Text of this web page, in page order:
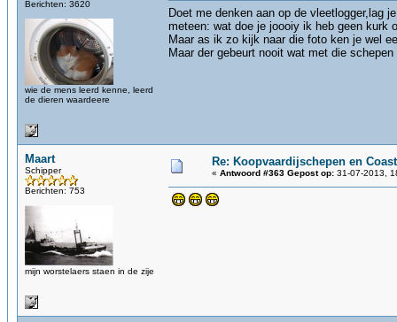
Berichten: 3620
wie de mens leerd kenne, leerd
de dieren waardeere
Doet me denken aan op de vleetlogger,lag
meteen: wat doe je joooiy ik heb geen kurk
Maar as ik zo kijk naar die foto ken je wel
Maar der gebeurt nooit wat met die
Maart
Schipper
Berichten: 753
mijn worstelaers staen in de zije
Re: Koopvaardijschepen en
« Antwoord #363 Gepost op: 31-07-2013,